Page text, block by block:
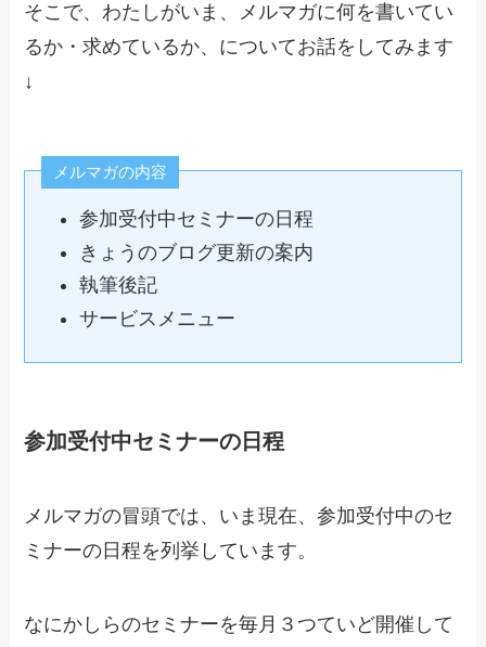
そこで、わたしがいま、メルマガに何を書いてい
るか・求めているか、についてお話をしてみます
↓
メルマガの内容
参加受付中セミナーの日程
きょうのブログ更新の案内
執筆後記
サービスメニュー
参加受付中セミナーの日程
メルマガの冒頭では、いま現在、参加受付中のセ
ミナーの日程を列挙しています。
なにかしらのセミナーを毎月３つていど開催して